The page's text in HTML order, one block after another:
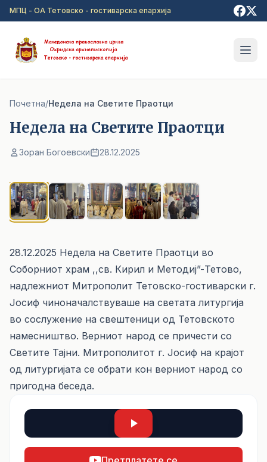
Прејди на главна содржина
МПЦ - ОА Тетовско - гостиварска епархија
Почетна/Недела на Светите Праотци
Недела на Светите Праотци
Зоран Богоевски 28.12.2025
28.12.2025 Недела на Светите Праотци во
Соборниот храм ,,св. Кирил и Методиј”-Тетово,
надлежниот Митрополит Тетовско-гостиварски г.
Јосиф чиноначалствуваше на светата литургија
во сослужение на свештеници од Тетовското
намесништво. Верниот народ се причести со
Светите Тајни. Митрополитот г. Јосиф на крајот
од литургијата се обрати кон верниот народ со
пригодна беседа.